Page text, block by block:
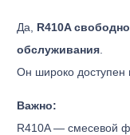
Да, R410A
обслуживания
Он широко доступен
Важно:
R410A — смесевой